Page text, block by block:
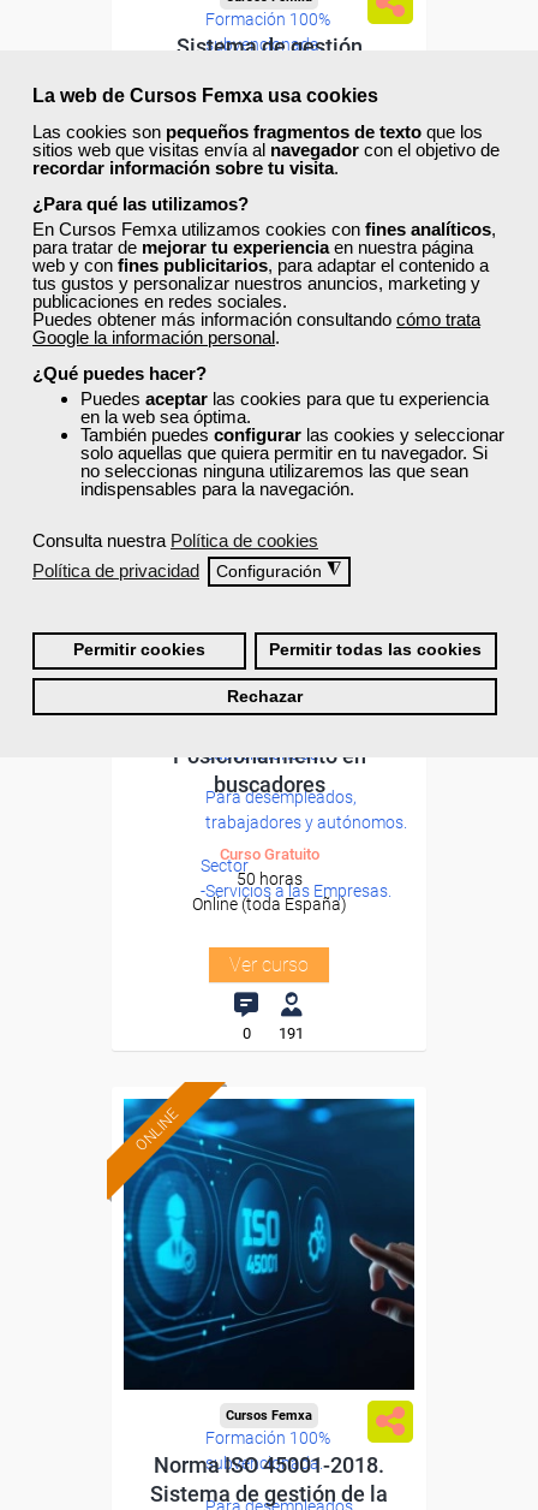
La web de Cursos Femxa usa cookies
Las cookies son pequeños fragmentos de texto que los
sitios web que visitas envía al navegador con el objetivo de
recordar información sobre tu visita.
¿Para qué las utilizamos?
En Cursos Femxa utilizamos cookies con fines analíticos,
para tratar de mejorar tu experienciaen nuestra página
web y con fines publicitarios, para adaptar el contenido a
tus gustos y personalizar nuestros anuncios, marketing y
publicaciones en redes sociales.
Puedes obtener más información consultando cómo trata
Google la información personal.
¿Qué puedes hacer?
Puedes aceptar las cookies para que tu experiencia
en la web sea óptima.
También puedes configurar las cookies y seleccionar
solo aquellas que quiera permitir en tu navegador. Si
no seleccionas ninguna utilizaremos las que sean
indispensables para la navegación.
Consulta nuestra Política de cookies
Política de privacidad
Configuración ◮
Permitir cookies Permitir todas las cookies
Rechazar
Formación 100%
subvencionada.
Para desempleados,
Sector
Sistema de gestión
Curso Gratuito
60 horas
Online (toda España)
Ver curso
0 28
ONLINE
subvencionada.
Para desempleados,
trabajadores y autónomos.
Sector
-Servicios a las Empresas.
Cursos Femxa
Posicionamiento en
buscadores
Curso Gratuito
50 horas
Online (toda España)
Ver curso
0 191
ONLINE
Formación 100%
subvencionada.
Cursos Femxa
Norma ISO 45001-2018.
Sistema de gestión de la